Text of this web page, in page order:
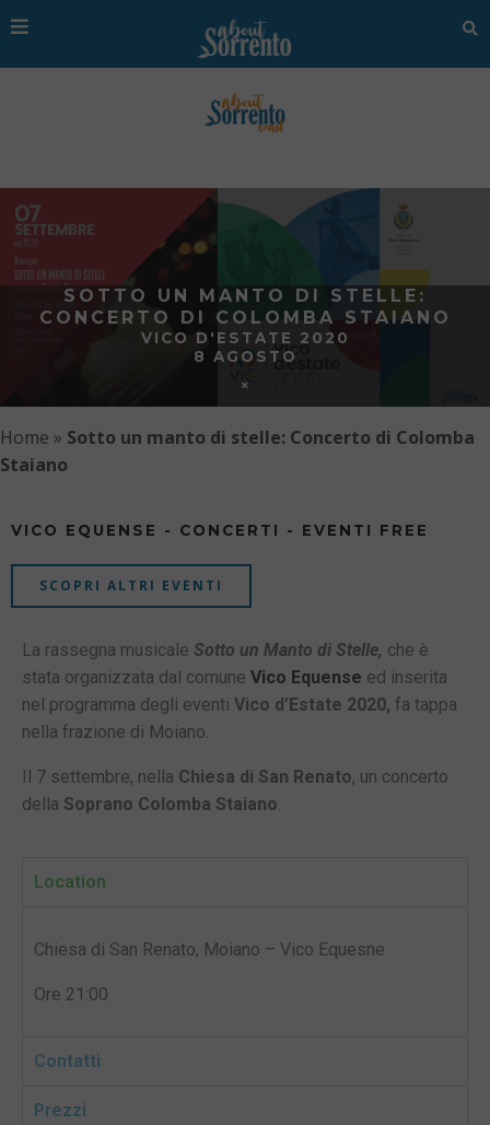
SOTTO UN MANTO DI STELLE:
CONCERTO DI COLOMBA STAIANO
VICO D'ESTATE 2020
8 AGOSTO
Home » Sotto un manto di stelle: Concerto di Colomba
Staiano
VICO EQUENSE - CONCERTI - EVENTI FREE
SCOPRI ALTRI EVENTI
La rassegna musicale Sotto un Manto di Stelle, che è
stata organizzata dal comune Vico Equense ed inserita
nel programma degli eventi Vico d’Estate 2020, fa tappa
nella frazione di Moiano.
Il 7 settembre, nella Chiesa di San Renato, un concerto
della Soprano Colomba Staiano.
Location
Chiesa di San Renato, Moiano – Vico Equesne
Ore 21:00
Contatti
Prezzi